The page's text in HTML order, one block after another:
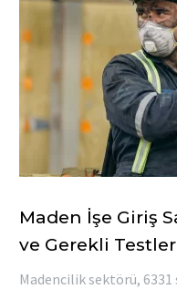
Maden İşe Giriş
ve Gerekli Testler
Madencilik sektörü, 6331